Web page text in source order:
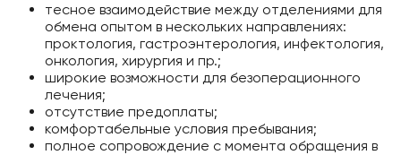
тесное взаимодействие между отделениями для
обмена опытом в нескольких направлениях:
проктология, гастроэнтерология, инфектология,
онкология, хирургия и пр.;
широкие возможности для безоперационного
лечения;
отсутствие предоплаты;
комфортабельные условия пребывания;
полное сопровождение с момента обращения в